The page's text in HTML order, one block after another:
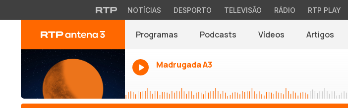
NOTÍCIAS DESPORTO TELEVISÃO RÁDIO RTP PLAY
Programas Podcasts Vídeos Artigos
Madrugada A3